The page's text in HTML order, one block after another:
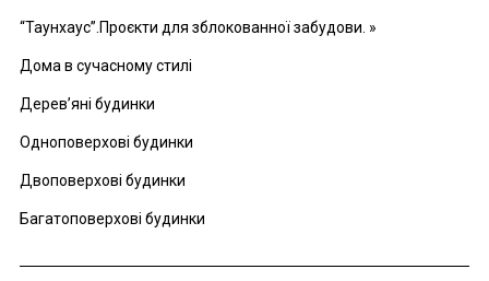
“Таунхаус”.Проєкти для зблокованної забудови. »
Дома в сучасному стилі
Дерев’яні будинки
Одноповерхові будинки
Двоповерхові будинки
Багатоповерхові будинки